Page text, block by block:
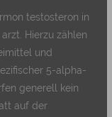
testosteron in
Hierzu zählen
und
5-alpha-
generell kein
auf der